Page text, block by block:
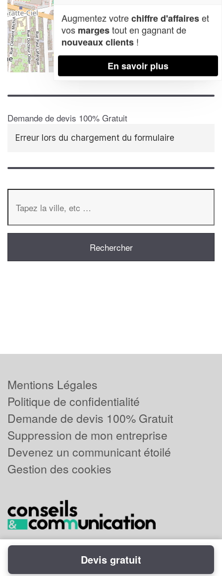
| Map data ©OpenStreetMap contributors,
Demande de devis 100% Gratuit
Erreur lors du chargement du formulaire
Augmentez votrechiffre d'affaireset
vos margestout en gagnant de
nouveaux clients !
En savoir plus
Mentions Légales
Politique de confidentialité
Demande de devis 100% Gratuit
Suppression de mon entreprise
Devenez un communicant étoilé
Gestion des cookies
Powered byPlus que pro
Devis gratuit